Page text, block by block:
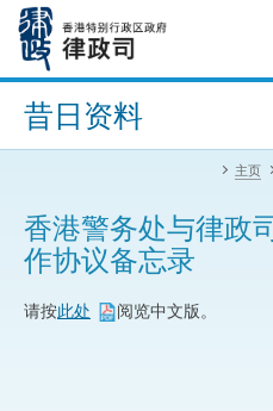
内
进阶搜寻
昔日资料
主页
香港警务处与律政
作协议备忘录
请按此处 阅览中文版。